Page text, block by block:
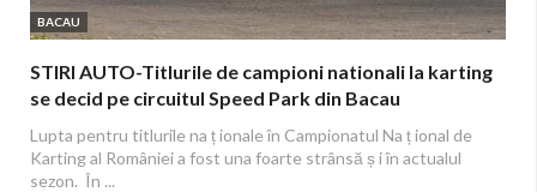
BACAU
STIRI AUTO-Titlurile de campioni nationali la karting
se decid pe circuitul Speed Park din Bacau
Lupta pentru titlurile na ț ionale în Campionatul Na ț ional de
Karting al României a fost una foarte strânsă ș i în actualul
sezon. În ...